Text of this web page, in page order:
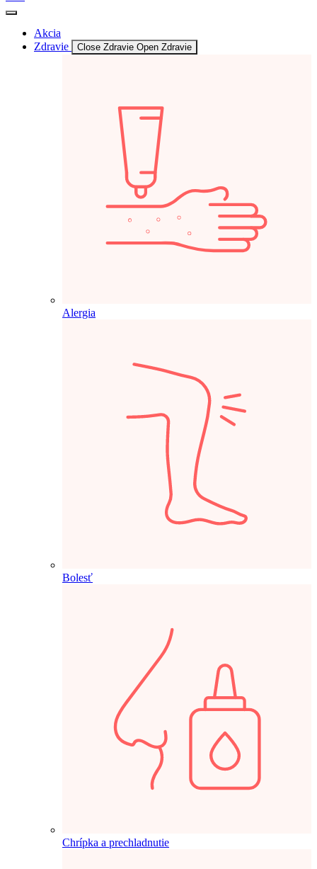
Akcia
Zdravie
Close Zdravie Open Zdravie
Alergia
Bolesť
Chrípka a prechladnutie